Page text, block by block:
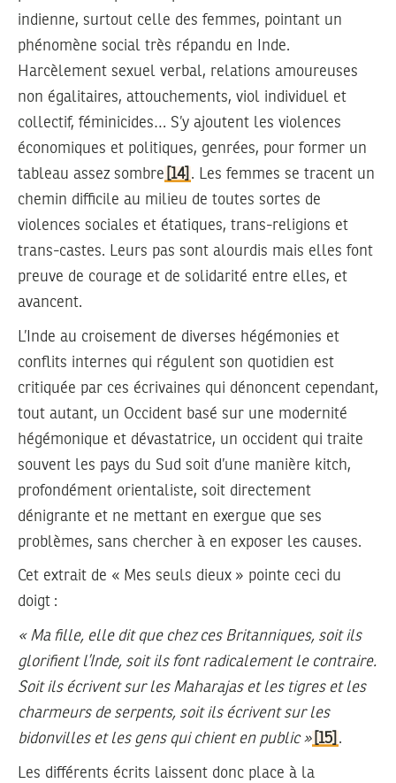
indienne, surtout celle des femmes, pointant un
phénomène social très répandu en Inde.
Harcèlement sexuel verbal, relations amoureuses
non égalitaires, attouchements, viol individuel et
collectif, féminicides… S’y ajoutent les violences
économiques et politiques, genrées, pour former un
tableau assez sombre [14] . Les femmes se tracent un
chemin difficile au milieu de toutes sortes de
violences sociales et étatiques, trans-religions et
trans-castes. Leurs pas sont alourdis mais elles font
preuve de courage et de solidarité entre elles, et
avancent.
L’Inde au croisement de diverses hégémonies et
conflits internes qui régulent son quotidien est
critiquée par ces écrivaines qui dénoncent cependant,
tout autant, un Occident basé sur une modernité
hégémonique et dévastatrice, un occident qui traite
souvent les pays du Sud soit d’une manière kitch,
profondément orientaliste, soit directement
dénigrante et ne mettant en exergue que ses
problèmes, sans chercher à en exposer les causes.
Cet extrait de « Mes seuls dieux » pointe ceci du
doigt :
« Ma fille, elle dit que chez ces Britanniques, soit ils
glorifient l’Inde, soit ils font radicalement le contraire.
Soit ils écrivent sur les Maharajas et les tigres et les
charmeurs de serpents, soit ils écrivent sur les
bidonvilles et les gens qui chient en public » [15] .
Les différents écrits laissent donc place à la